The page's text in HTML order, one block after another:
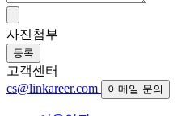
사진첨부
등록
고객센터
cs@linkareer.com
이메일 문의